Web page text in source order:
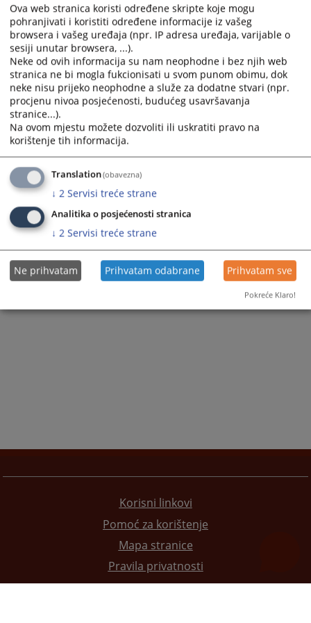
tačka
5) KZ RS, u sticaju sa krivičnim djelom „nedozvoljena
proizvodnja i promet oružja ili eksplozivnih materija” iz člana
361. stav 1.
Krivičnog zakonika RS, a sve u vezi sa članom 56.
stav 1. KZ RS , donio je presudu broj 16 0 K 002087 23 K, kojom
se optuženi
nepravosnažno osuđuje na jedinstvenu kaznu
zatvora u trajanju od21 (dvadesetijednugodinu).Odluku je
donijelo vijeće ovog suda u sastavu od troje sudija.
Prikazana vijest je na Srpski jezik
834
Korisni linkovi
Pomoć za korištenje
Mapa stranice
Pravila privatnosti
Ova web stranica koristi određene skripte koje mogu
pohranjivati i koristiti određene informacije iz vašeg
browsera i vašeg uređaja (npr. IP adresa uređaja, varijable o
sesiji unutar browsera, ...).
Neke od ovih informacija su nam neophodne i bez njih web
stranica ne bi mogla fukcionisati u svom punom obimu, dok
neke nisu prijeko neophodne a služe za dodatne stvari (npr.
procjenu nivoa posjećenosti, budućeg usavršavanja
stranice...).
Na ovom mjestu možete dozvoliti ili uskratiti pravo na
korištenje tih informacija.
Translation(obavezna)
↓ 2 Servisi treće strane
Analitika o posjećenosti stranica
↓ 2 Servisi treće strane
Ne prihvatam Prihvatam odabrane Prihvatam sve
Pokreće Klaro!